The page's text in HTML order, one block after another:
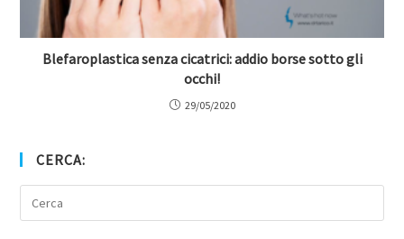
Blefaroplastica senza cicatrici: addio borse sotto gli
occhi!
29/05/2020
CERCA: